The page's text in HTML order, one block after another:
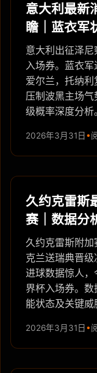
意大利最新
瞻｜蓝衣军
意大利出征泽
入场券。蓝衣
爱尔兰，托纳
压制波黑主场
级概率深度分析。
2026年3月31日
久约克雷斯
赛｜数据分
久约克雷斯附
克兰送瑞典晋
进球数据惊人
界杯入场券。
能状态及关键威
2026年3月31日